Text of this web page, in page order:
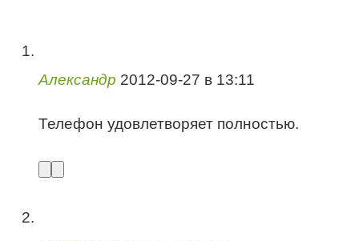
Александр 2012-09-27 в 13:11
Телефон удовлетворяет полностью.